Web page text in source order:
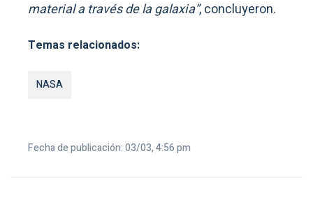
material a través de la galaxia”, concluyeron.
Temas relacionados:
NASA
Fecha de publicación: 03/03, 4:56 pm